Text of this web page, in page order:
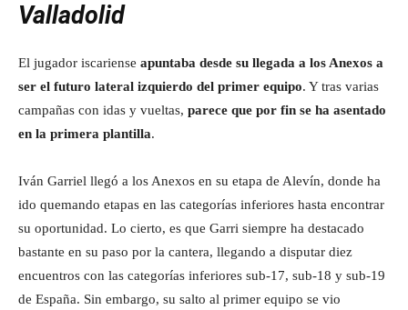
Valladolid
El jugador iscariense apuntaba desde su llegada a los Anexos a
ser el futuro lateral izquierdo del primer equipo. Y tras varias
campañas con idas y vueltas, parece que por fin se ha asentado
en la primera plantilla.
Iván Garriel llegó a los Anexos en su etapa de Alevín, donde ha
ido quemando etapas en las categorías inferiores hasta encontrar
su oportunidad. Lo cierto, es que Garri siempre ha destacado
bastante en su paso por la cantera, llegando a disputar diez
encuentros con las categorías inferiores sub-17, sub-18 y sub-19
de España. Sin embargo, su salto al primer equipo se vio